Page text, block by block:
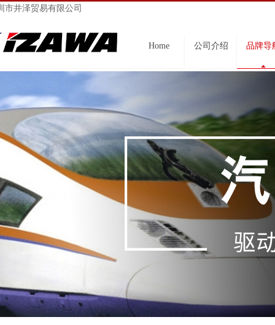
市井泽贸易有限公司
Home 公司介绍 品牌导